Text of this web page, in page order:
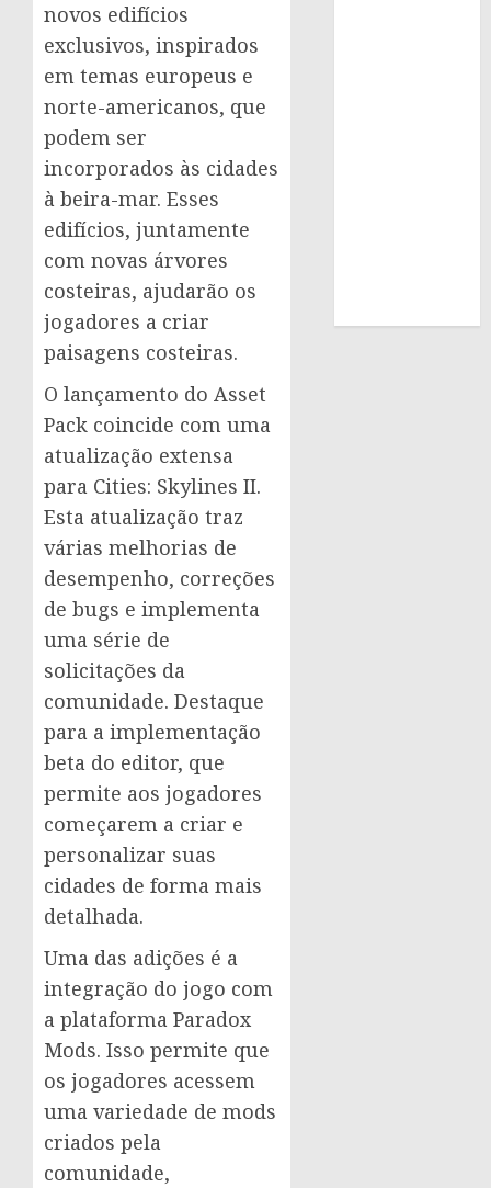
novos edifícios
exclusivos, inspirados
em temas europeus e
norte-americanos, que
podem ser
incorporados às cidades
à beira-mar. Esses
edifícios, juntamente
com novas árvores
costeiras, ajudarão os
jogadores a criar
paisagens costeiras.
O lançamento do Asset
Pack coincide com uma
atualização extensa
para Cities: Skylines II.
Esta atualização traz
várias melhorias de
desempenho, correções
de bugs e implementa
uma série de
solicitações da
comunidade. Destaque
para a implementação
beta do editor, que
permite aos jogadores
começarem a criar e
personalizar suas
cidades de forma mais
detalhada.
Uma das adições é a
integração do jogo com
a plataforma Paradox
Mods. Isso permite que
os jogadores acessem
uma variedade de mods
criados pela
comunidade,